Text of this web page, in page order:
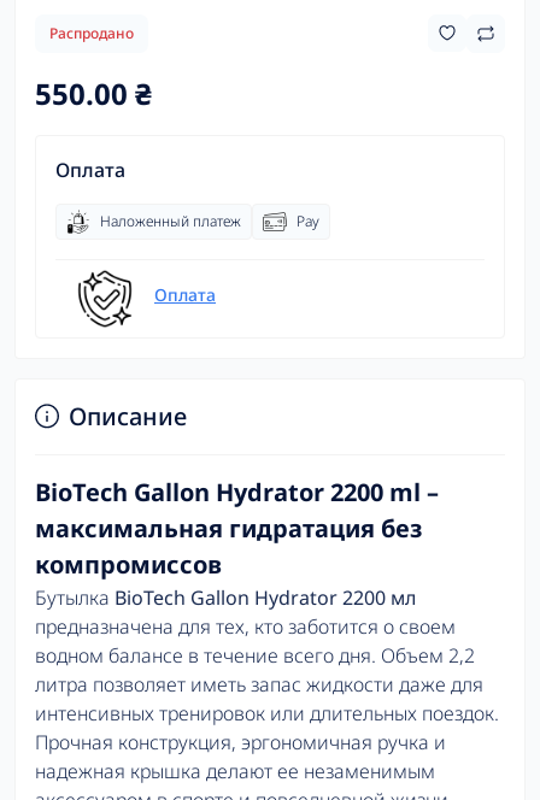
Распродано
550.00 ₴
Оплата
Наложенный платеж Pay
Оплата
Описание
BioTech Gallon Hydrator 2200 ml –
максимальная гидратация без
компромиссов
Бутылка BioTech Gallon Hydrator 2200 мл
предназначена для тех, кто заботится о своем
водном балансе в течение всего дня. Объем 2,2
литра позволяет иметь запас жидкости даже для
интенсивных тренировок или длительных поездок.
Прочная конструкция, эргономичная ручка и
надежная крышка делают ее незаменимым